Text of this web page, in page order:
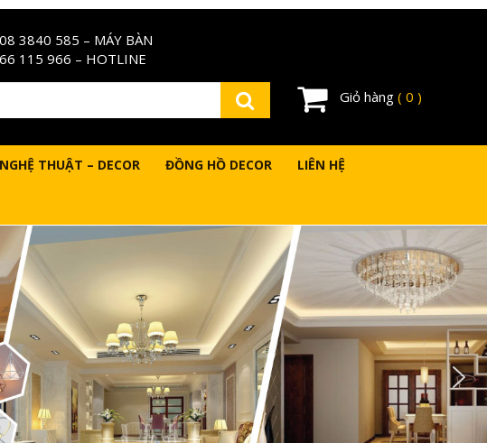
3840 585 – MÁY BÀN
115 966 – HOTLINE
Giỏ hàng ( 0 )
THUẬT – DECOR ĐỒNG HỒ DECOR LIÊN HỆ